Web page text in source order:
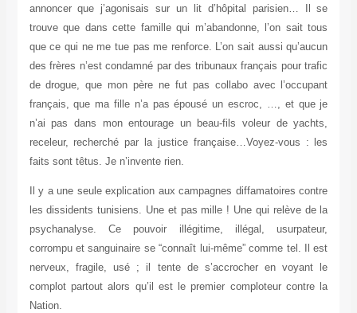
annoncer que j’agonisais sur un lit d’hôpital parisien… Il se
trouve que dans cette famille qui m’abandonne, l’on sait tous
que ce qui ne me tue pas me renforce. L’on sait aussi qu’aucun
des frères n’est condamné par des tribunaux français pour trafic
de drogue, que mon père ne fut pas collabo avec l’occupant
français, que ma fille n’a pas épousé un escroc, …, et que je
n’ai pas dans mon entourage un beau-fils voleur de yachts,
receleur, recherché par la justice française…Voyez-vous : les
faits sont têtus. Je n’invente rien.
Il y a une seule explication aux campagnes diffamatoires contre
les dissidents tunisiens. Une et pas mille ! Une qui relève de la
psychanalyse. Ce pouvoir illégitime, illégal, usurpateur,
corrompu et sanguinaire se “connaît lui-même” comme tel. Il est
nerveux, fragile, usé ; il tente de s’accrocher en voyant le
complot partout alors qu’il est le premier comploteur contre la
Nation.